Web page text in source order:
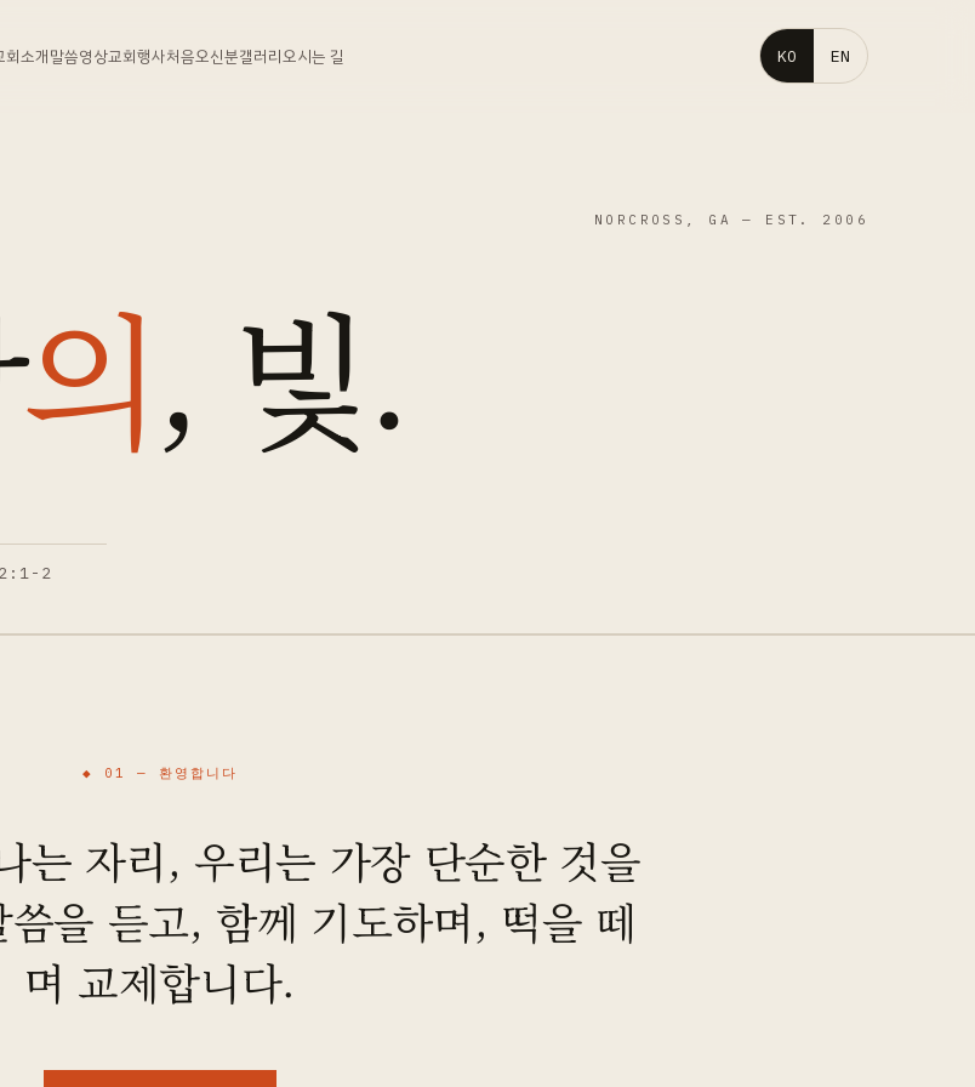
회소개말씀영상교회행사처음오신분갤러리오시는 길 KO EN
NORCROSS, GA — EST. 2006
의, 빛.
2
◆ 01 — 환영합니다
는 자리, 우리는 가장 단순한 것을
을 듣고, 함께 기도하며, 떡을 떼
며 교제합니다.